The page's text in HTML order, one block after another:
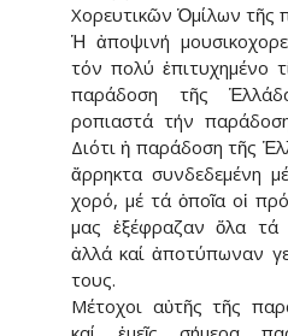
Χορευτι­κῶν Ὁμίλων τῆς
Ἡ ἀποψινή
τόν πολύ ἐπιτυχη­μένο
παρά­δοση τῆς
ροπιαστά τήν
Διότι ἡ παράδοση τῆς
ἄρρηκτα συνδεδεμένη
χορό, μέ τά ὁποῖα οἱ
μας ἐξέφραζαν ὅλα τά
ἀλλά καί ἀποτύπωναν
τους.
Μέτοχοι αὐτῆς τῆς